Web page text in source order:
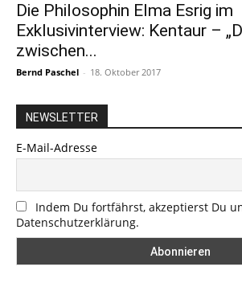
Die Philosophin Elma Esrig im
Exklusivinterview: Kentaur –
zwischen...
Bernd Paschel - 18. Oktober 2017
NEWSLETTER
E-Mail-Adresse
Indem Du fortfährst, akzeptierst Du
Datenschutzerklärung.